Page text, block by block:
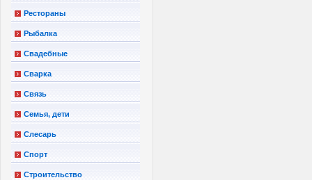
Рестораны
Рыбалка
Свадебные
Сварка
Связь
Семья, дети
Слесарь
Спорт
Строительство